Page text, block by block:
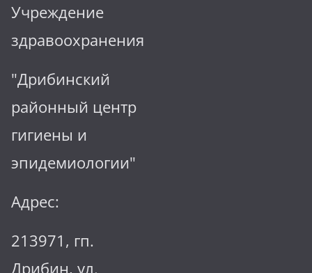
Учреждение
здравоохранения
"Дрибинский
районный центр
гигиены и
эпидемиологии"
Адрес:
213971, гп.
Дрибин, ул.